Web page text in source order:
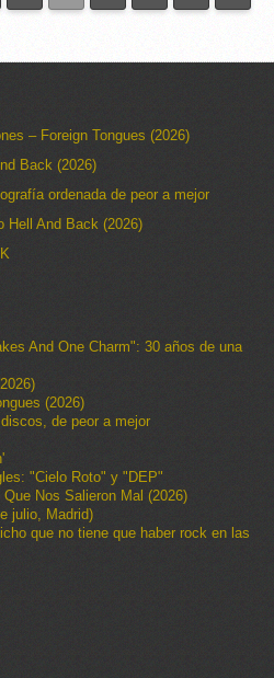
– Foreign Tongues (2026)
Back (2026)
ordenada de peor a mejor
Hell And Back (2026)
And One Charm": 30 años de una
(2026)
de peor a mejor
"Cielo Roto" y "DEP"
Nos Salieron Mal (2026)
julio, Madrid)
que no tiene que haber rock en las